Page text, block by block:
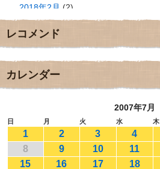
2018年2月 (2)
2018年1月(2)
2017年12月
2017年11月(3)
2017年9月
2017年8月
2017年5月
2017年4月(2)
2017年3月(1)
2017年2月(1)
レコメンド
カレンダー
2007年7月
日 月 火 水 木
1 2 3 4
8
9 10 11
15
16 17 18